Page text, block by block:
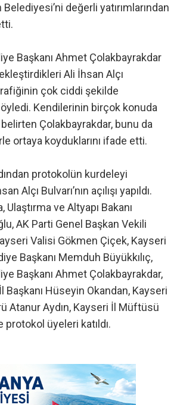
değerli yatırımlarından
Başkanı Ahmet Çolakbayrakdar
Ali İhsan Alçı
çok ciddi şekilde
Kendilerinin birçok konuda
belirten Çolakbayrakdar, bunu da
ortaya koyduklarını ifade etti.
protokolün kurdeleyi
Alçı Bulvarı’nın açılışı yapıldı.
Ulaştırma ve Altyapı Bakanı
AK Parti Genel Başkan Vekili
Valisi Gökmen Çiçek, Kayseri
Başkanı Memduh Büyükkılıç,
Başkanı Ahmet Çolakbayrakdar,
Başkanı Hüseyin Okandan, Kayseri
Atanur Aydın, Kayseri İl Müftüsü
protokol üyeleri katıldı.